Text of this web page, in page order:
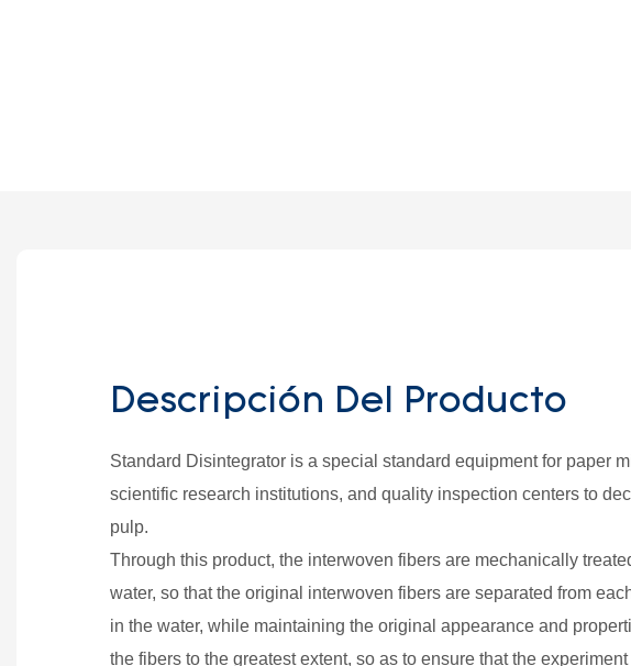
Descripción Del Producto
Standard Disintegrator is a special standard equipment for paper
scientific research institutions, and quality inspection centers to
pulp.
Through this product, the interwoven fibers are mechanically
water, so that the original interwoven fibers are separated from
in the water, while maintaining the original appearance and
the fibers to the greatest extent, so as to ensure that the